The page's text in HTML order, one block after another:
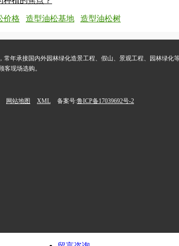
价格 造型油松基地 造型油松树
年承接国内外园林绿化造景工程、假山、景观工程、园林绿化
现场选购。
网站地图 XML 备案号:鲁ICP备17039692号-2